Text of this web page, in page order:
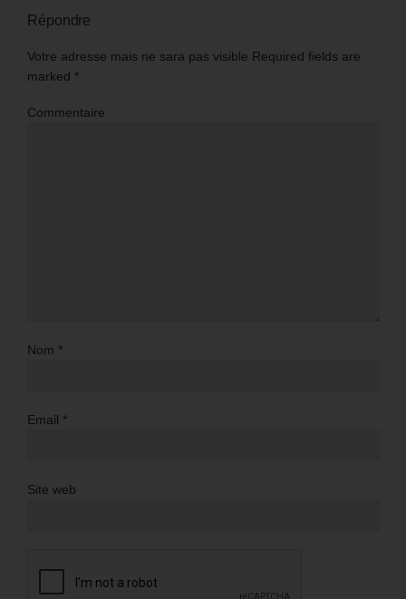
Répondre
Votre adresse mais ne sara pas visible Required fields are
marked *
Commentaire
Nom *
Email *
Site web